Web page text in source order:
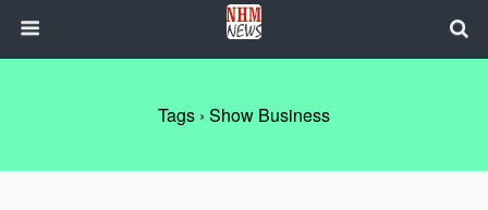
Tags › Show Business